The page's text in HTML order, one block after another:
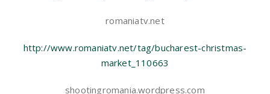
romaniatv.net
http://www.romaniatv.net/tag/bucharest-christmas-
market_110663
shootingromania.wordpress.com